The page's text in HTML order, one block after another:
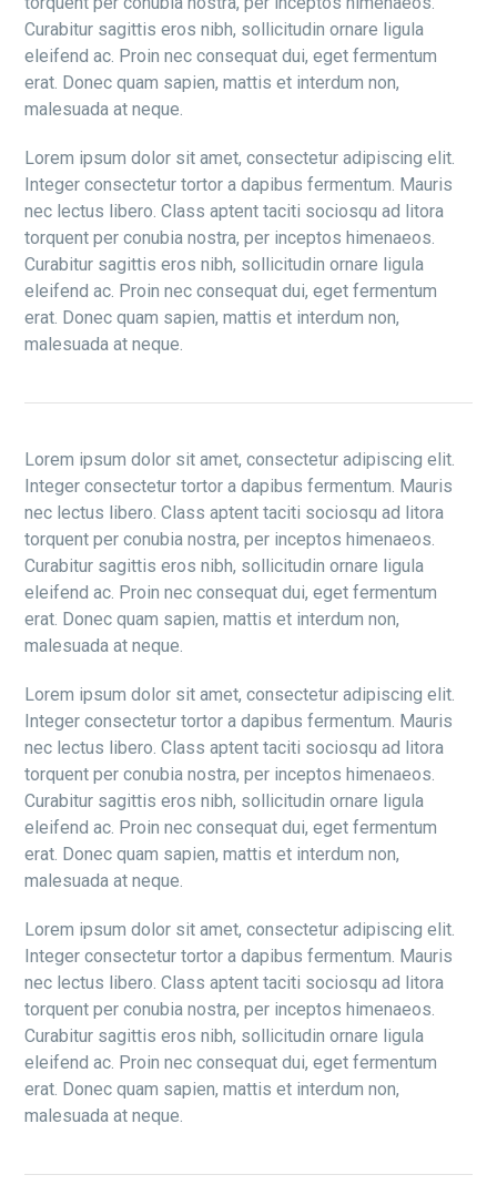
Curabitur sagittis eros nibh, sollicitudin ornare ligula
eleifend ac. Proin nec consequat dui, eget fermentum
erat. Donec quam sapien, mattis et interdum non,
malesuada at neque.
Lorem ipsum dolor sit amet, consectetur adipiscing elit.
Integer consectetur tortor a dapibus fermentum. Mauris
nec lectus libero. Class aptent taciti sociosqu ad litora
torquent per conubia nostra, per inceptos himenaeos.
Curabitur sagittis eros nibh, sollicitudin ornare ligula
eleifend ac. Proin nec consequat dui, eget fermentum
erat. Donec quam sapien, mattis et interdum non,
malesuada at neque.
Lorem ipsum dolor sit amet, consectetur adipiscing elit.
Integer consectetur tortor a dapibus fermentum. Mauris
nec lectus libero. Class aptent taciti sociosqu ad litora
torquent per conubia nostra, per inceptos himenaeos.
Curabitur sagittis eros nibh, sollicitudin ornare ligula
eleifend ac. Proin nec consequat dui, eget fermentum
erat. Donec quam sapien, mattis et interdum non,
malesuada at neque.
Lorem ipsum dolor sit amet, consectetur adipiscing elit.
Integer consectetur tortor a dapibus fermentum. Mauris
nec lectus libero. Class aptent taciti sociosqu ad litora
torquent per conubia nostra, per inceptos himenaeos.
Curabitur sagittis eros nibh, sollicitudin ornare ligula
eleifend ac. Proin nec consequat dui, eget fermentum
erat. Donec quam sapien, mattis et interdum non,
malesuada at neque.
Lorem ipsum dolor sit amet, consectetur adipiscing elit.
Integer consectetur tortor a dapibus fermentum. Mauris
nec lectus libero. Class aptent taciti sociosqu ad litora
torquent per conubia nostra, per inceptos himenaeos.
Curabitur sagittis eros nibh, sollicitudin ornare ligula
eleifend ac. Proin nec consequat dui, eget fermentum
erat. Donec quam sapien, mattis et interdum non,
malesuada at neque.